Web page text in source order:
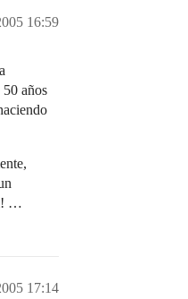
16:59
50 años
…
17:14